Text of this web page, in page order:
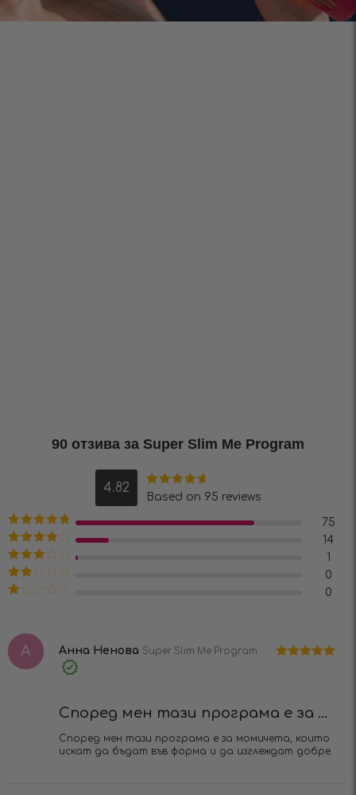
90 отзива за Super Slim Me Program
4.82
Оценено на
Based on 95 reviews
Оценено на
5
от 5
75
Оценено
на 4
14
Оценено
на
5
1
Оценено
0
от
0
А Анна Ненова Super Slim Me Program
Според мен тази програма е за ...
Според мен тази програма е за момичета, които
искат да бъдат във форма и да изглеждат добре.